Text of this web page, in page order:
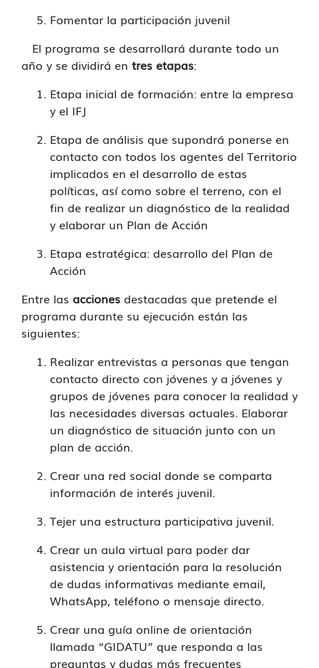
Fomentar la participación juvenil
El programa se desarrollará durante todo un
año y se dividirá en tres etapas:
Etapa inicial de formación: entre la empresa
y el IFJ
Etapa de análisis que supondrá ponerse en
contacto con todos los agentes del Territorio
implicados en el desarrollo de estas
políticas, así como sobre el terreno, con el
fin de realizar un diagnóstico de la realidad
y elaborar un Plan de Acción
Etapa estratégica: desarrollo del Plan de
Acción
Entre las acciones destacadas que pretende el
programa durante su ejecución están las
siguientes:
Realizar entrevistas a personas que tengan
contacto directo con jóvenes y a jóvenes y
grupos de jóvenes para conocer la realidad y
las necesidades diversas actuales. Elaborar
un diagnóstico de situación junto con un
plan de acción.
Crear una red social donde se comparta
información de interés juvenil.
Tejer una estructura participativa juvenil.
Crear un aula virtual para poder dar
asistencia y orientación para la resolución
de dudas informativas mediante email,
WhatsApp, teléfono o mensaje directo.
Crear una guía online de orientación
llamada “GIDATU” que responda a las
preguntas y dudas más frecuentes